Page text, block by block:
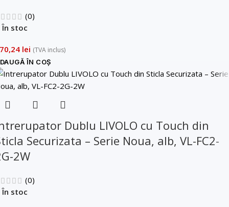
(0)
În stoc
lei (TVA inclus)
ÎN COȘ
Dublu LIVOLO cu Touch din
Securizata – Serie Noua, alb, VL-FC2-
2W
(0)
În stoc